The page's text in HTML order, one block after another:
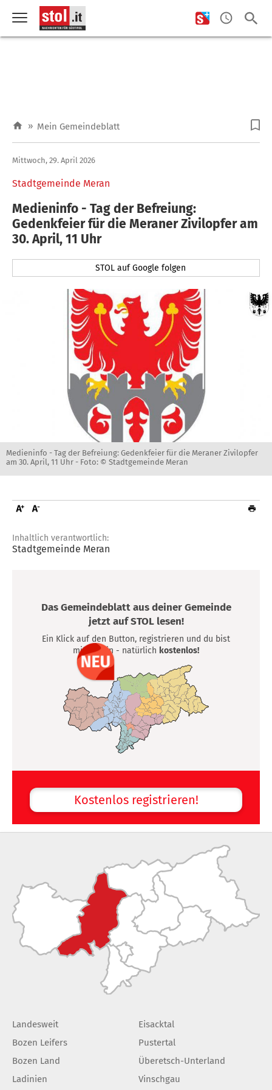
» Mein Gemeindeblatt
Stadtgemeinde Meran
Mittwoch, 29. April 2026
Medieninfo - Tag der Befreiung:
Gedenkfeier für die Meraner Zivilopfer am
30. April, 11 Uhr
STOL auf Google folgen
Medieninfo - Tag der Befreiung: Gedenkfeier für die Meraner Zivilopfer
am 30. April, 11 Uhr - Foto: © Stadtgemeinde Meran
Inhaltlich verantwortlich:
Stadtgemeinde Meran
Das Gemeindeblatt aus deiner Gemeinde
jetzt auf STOL lesen!
Ein Klick auf den Button, registrieren und du bist
mittendrin - natürlich kostenlos!
Kostenlos registrieren!
Landesweit
Bozen Leifers
Bozen Land
Ladinien
Eisacktal
Pustertal
Überetsch-Unterland
Vinschgau